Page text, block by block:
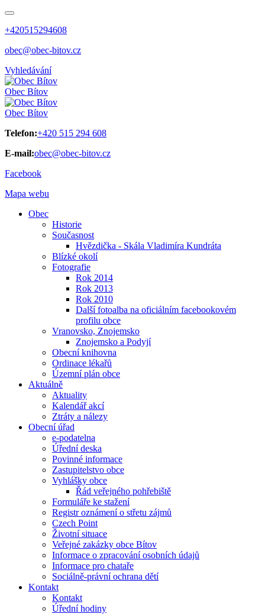
+420515294608
obec@obec-bitov.cz
Vyhledávání
Obec Bítov
Obec Bítov
Telefon:+420 515 294 608
E-mail:obec@obec-bitov.cz
Facebook
Mapa webu
Obec
Historie
Současnost
Hvězdička - Skála Vladimíra Kundráta
Blízké okolí
Fotografie
Rok 2014
Rok 2013
Rok 2010
Další fotoalba na oficiálním facebookovém
profilu obce
Vranovsko, Znojemsko
Znojemsko a Podyjí
Obecní knihovna
Ordinace lékařů
Územní plán obce
Aktuálně
Aktuality
Kalendář akcí
Ztráty a nálezy
Obecní úřad
e-podatelna
Úřední deska
Povinné informace
Zastupitelstvo obce
Vyhlášky obce
Řád veřejného pohřebiště
Formuláře ke stažení
Registr oznámení o střetu zájmů
Czech Point
Životní situace
Veřejné zakázky obce Bítov
Informace o zpracování osobních údajů
Informace pro chataře
Sociálně-právní ochrana dětí
Kontakt
Kontakt
Úřední hodiny